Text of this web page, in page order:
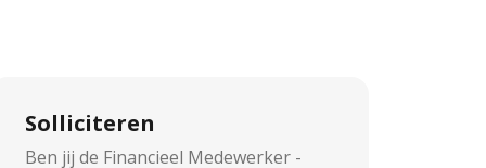
Solliciteren
Ben jij de Financieel Medewerker -